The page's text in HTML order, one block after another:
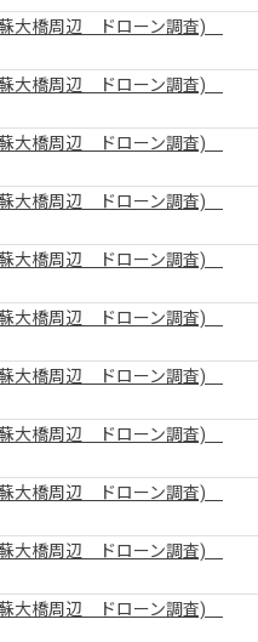
蘇大橋周辺 ドローン調査)
蘇大橋周辺 ドローン調査)
蘇大橋周辺 ドローン調査)
蘇大橋周辺 ドローン調査)
蘇大橋周辺 ドローン調査)
蘇大橋周辺 ドローン調査)
蘇大橋周辺 ドローン調査)
蘇大橋周辺 ドローン調査)
蘇大橋周辺 ドローン調査)
蘇大橋周辺 ドローン調査)
蘇大橋周辺 ドローン調査)